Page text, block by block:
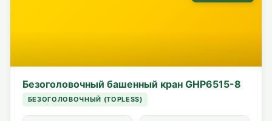
Безоголовочный башенный кран GHP6515-8
БЕЗОГОЛОВОЧНЫЙ (TOPLESS)